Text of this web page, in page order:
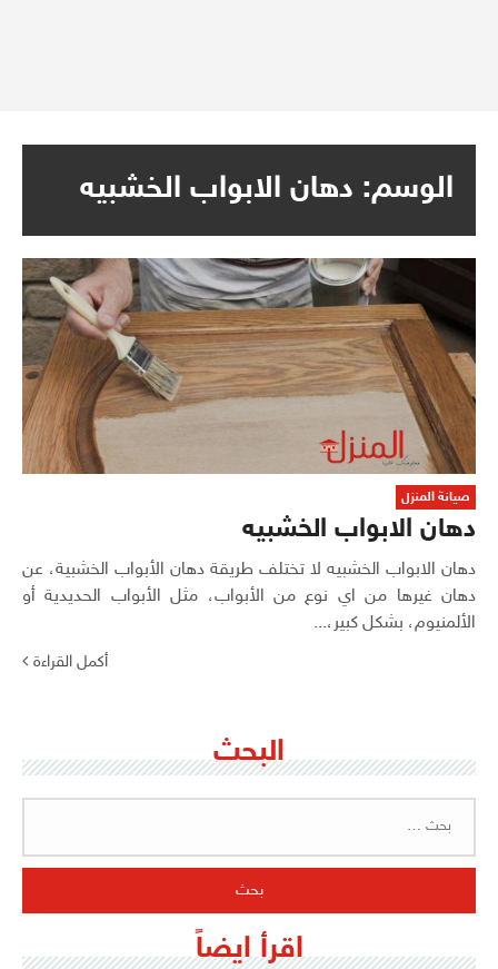
الوسم: دهان الابواب الخشبيه
صيانة المنزل
دهان الابواب الخشبيه
دهان الابواب الخشبيه لا تختلف طريقة دهان الأبواب الخشبية، عن
دهان غيرها من اي نوع من الأبواب، مثل الأبواب الحديدية أو
الألمنيوم، بشكل كبير،...
أكمل القراءة
البحث
اقرأ ايضاً